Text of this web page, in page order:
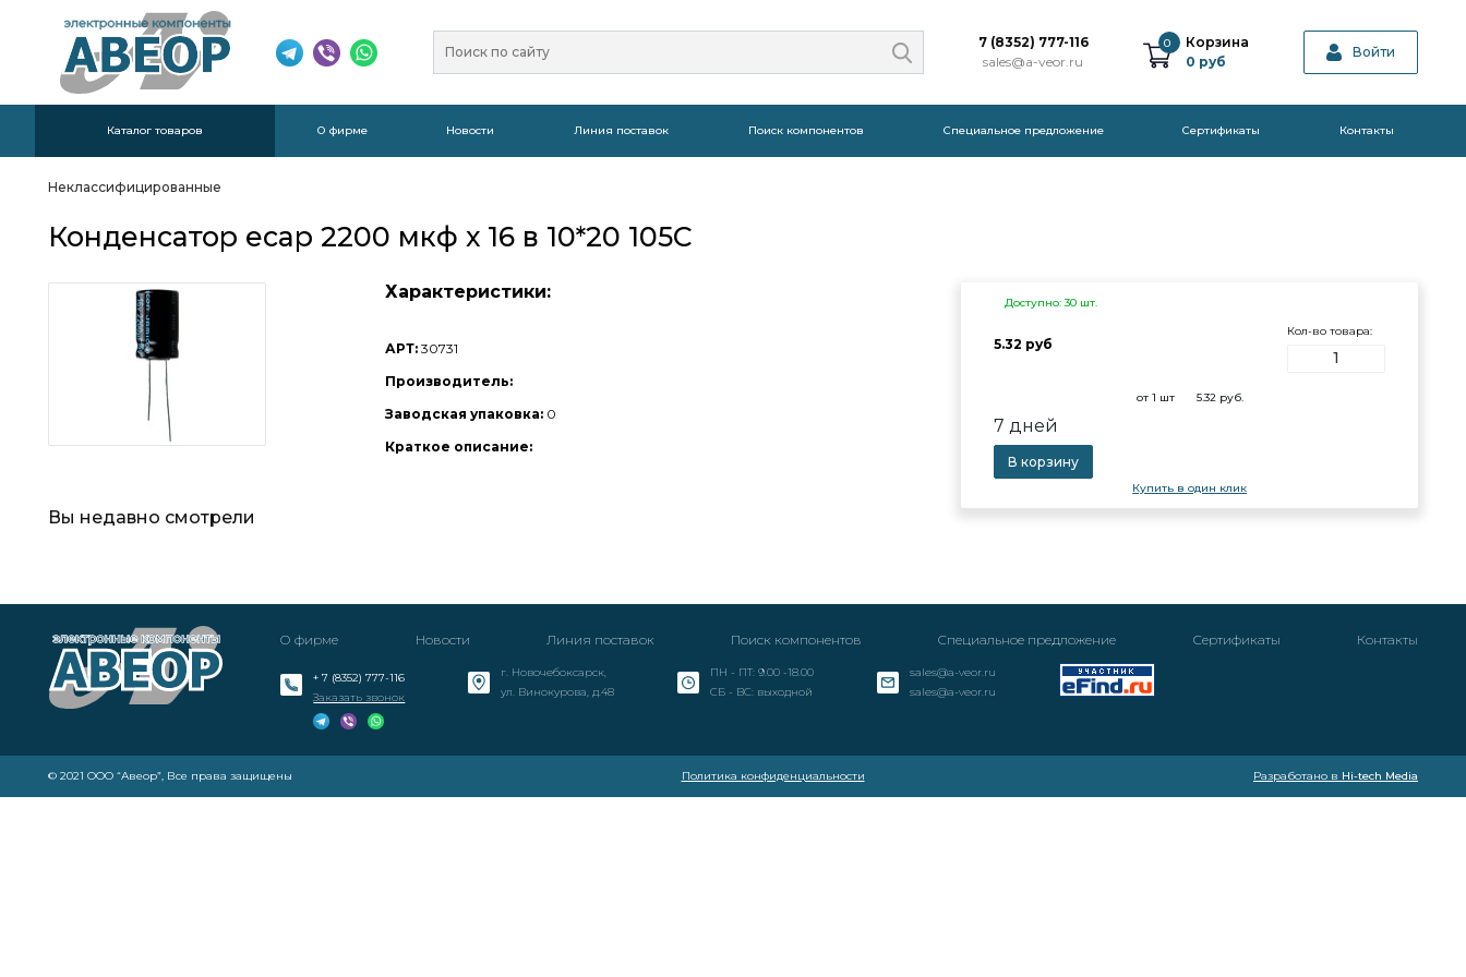
7 (8352) 777-116
sales@a-veor.ru
0
Корзина
0 руб
Войти
Каталог товаров О фирме Новости Линия поставок Поиск компонентов Специальное предложение Cертификаты Контакты
Неклассифицированные
Конденсатор ecap 2200 мкф х 16 в 10*20 105С
Характеристики:
АРТ:30731
Производитель:
Заводская упаковка: 0
Краткое описание:
Доступно: 30 шт.
5.32 руб
Кол-во товара:
от 1 шт 5.32руб.
7 дней
В корзину
Купить в один клик
Вы недавно смотрели
О фирме Новости Линия поставок Поиск компонентов Специальное предложение Cертификаты Контакты
+ 7 (8352) 777-116
Заказать звонок
г. Новочебоксарск,
ул. Винокурова, д.48
ПН - ПТ: 9.00 -18.00
СБ - ВС: выходной
sales@a-veor.ru
sales@a-veor.ru
© 2021 ООО “Авеор”, Все права защищены Политика конфиденциальности Разработано в Hi-tech Media